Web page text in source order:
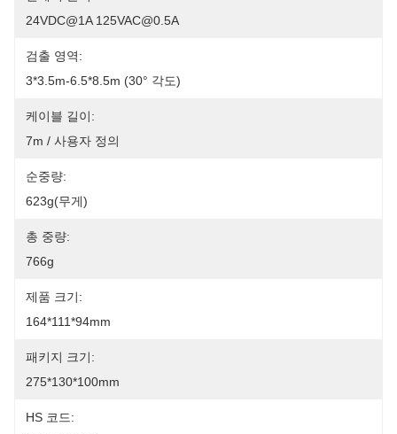
24VDC@1A 125VAC@0.5A
검출 영역:
3*3.5m-6.5*8.5m (30° 각도)
케이블 길이:
7m / 사용자 정의
순중량:
623g(무게)
총 중량:
766g
제품 크기:
164*111*94mm
패키지 크기:
275*130*100mm
HS 코드: